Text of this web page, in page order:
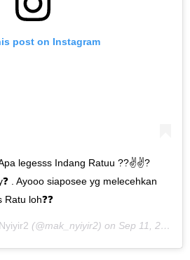
post on Instagram
legesss Indang Ratuu ??✌✌?
. Ayooo siaposee yg melecehkan
loh❓❓
(@mak_nyiyir2) on Sep 11, 2019 at 4:32pm PDT